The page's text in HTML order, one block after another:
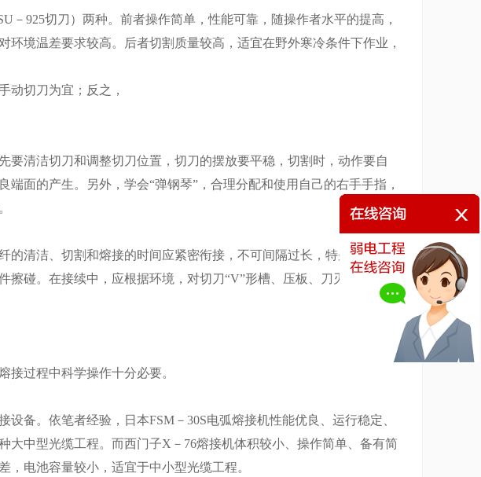
925切刀）两种。前者操作简单，性能可靠，随操作者水平的提高，
境温差要求较高。后者切割质量较高，适宜在野外寒冷条件下作业，
切刀为宜；反之，
清洁切刀和调整切刀位置，切刀的摆放要平稳，切割时，动作要自
面的产生。另外，学会“弹钢琴”，合理分配和使用自己的右手手指，
清洁、切割和熔接的时间应紧密衔接，不可间隔过长，特别是已制备
碰。在接续中，应根据环境，对切刀“V”形槽、压板、刀刃进行清
过程中科学操作十分必要。
。依笔者经验，日本FSM－30S电弧熔接机性能优良、运行稳定、
大中型光缆工程。而西门子X－76熔接机体积较小、操作简单、备有简
电池容量较小，适宜于中小型光缆工程。